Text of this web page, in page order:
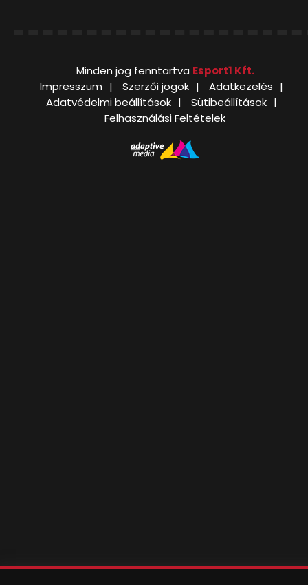
Minden jog fenntartva Esport1 Kft.
Impresszum
Szerzői jogok
Adatkezelés
Adatvédelmi beállítások
Sütibeállítások
Felhasználási Feltételek